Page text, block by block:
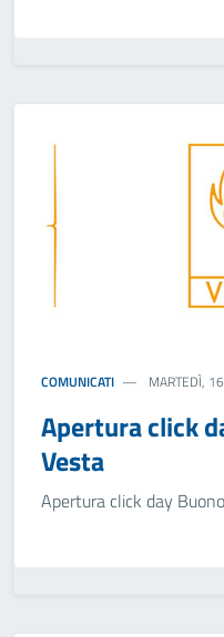
COMUNICATI MARTEDÌ,
Apertura click
Vesta
Apertura click day